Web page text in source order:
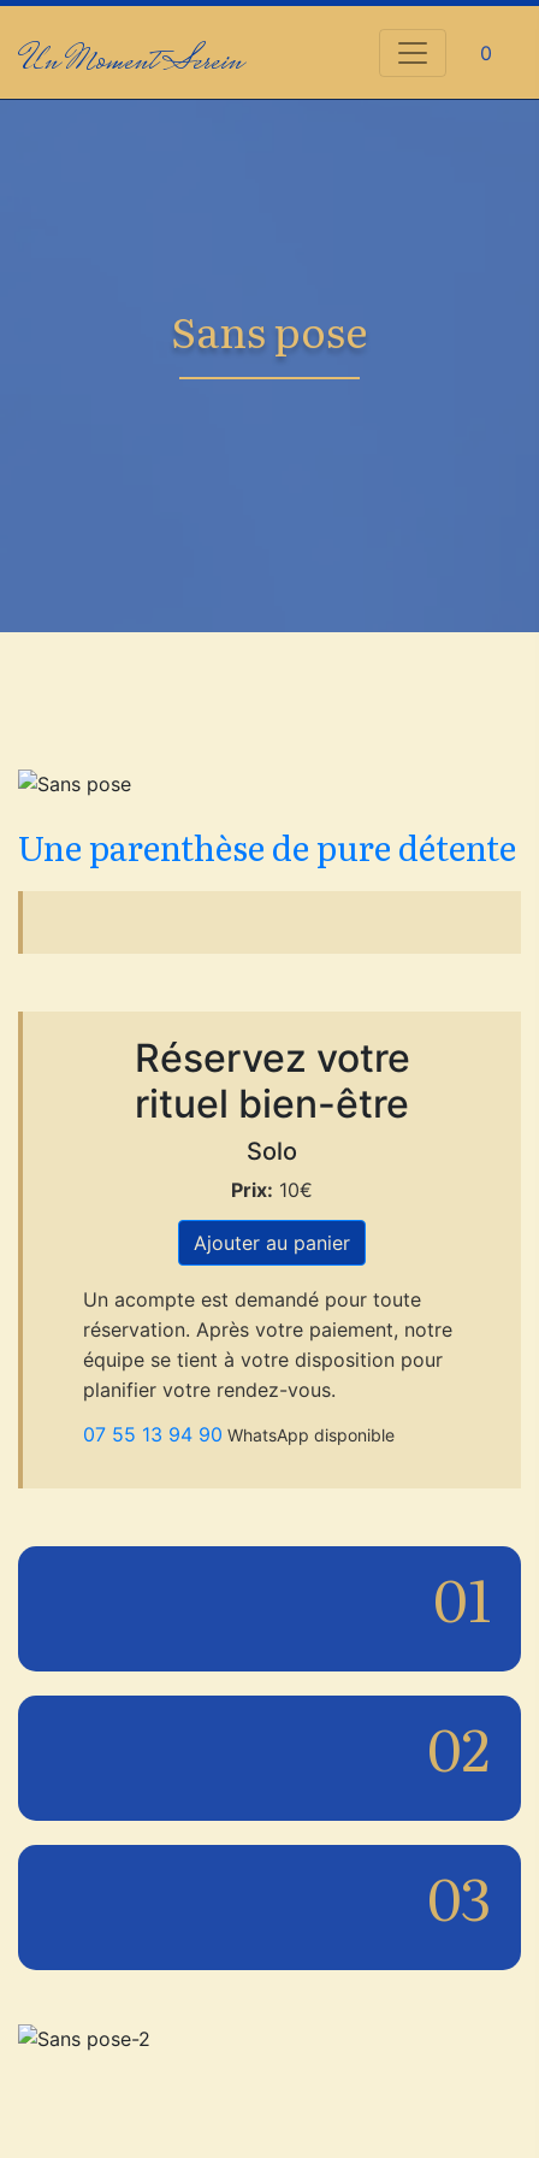
Un Moment Serein 0
Sans pose
Une parenthèse de pure détente
Réservez votre
rituel bien-être
Solo
Prix: 10€
Ajouter au panier
Un acompte est demandé pour toute
réservation. Après votre paiement, notre
équipe se tient à votre disposition pour
planifier votre rendez-vous.
07 55 13 94 90 WhatsApp disponible
01
02
03